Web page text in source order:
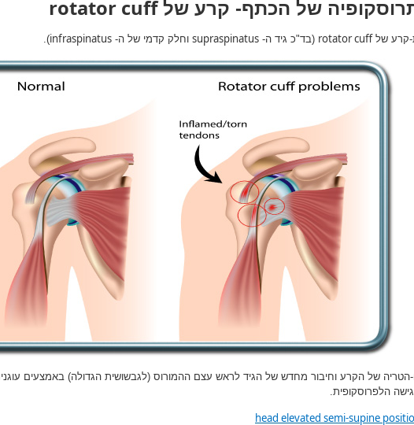
של הכתף- קרע שלrotator cuff
קרע של rotator cuff (בד"כ גיד ה- supraspinatus וחלק קדמי של ה- infraspinatus
).
הטריה של הקרע וחיבור מחדש של הגיד לראש עצם ההמורוס (לגבשושית הגדולה) באמצעים
הלפרוסקופית.
head elevated semi-supine